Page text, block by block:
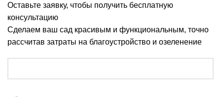
Оставьте заявку, чтобы получить бесплатную
консультацию
Сделаем ваш сад красивым и функциональным, точно
рассчитав затраты на благоустройство и озеленение